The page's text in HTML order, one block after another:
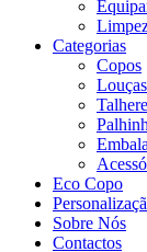
Categorias
Copos
Louças
Eco Copo
Sobre Nós
Contactos